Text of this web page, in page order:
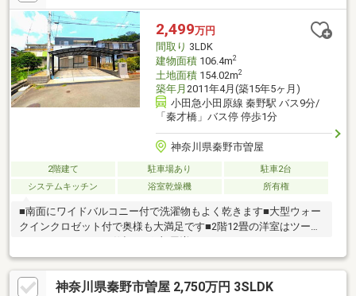
2,499万円
間取り 3LDK
建物面積106.4m2
土地面積154.02m2
築年月 2011年4月(築15年5ヶ月)
小田急小田原線 秦野駅 バス9分/
「秦才橋」バス停 停歩1分
神奈川県秦野市曽屋
2階建て 駐車場あり
駐車2台
システムキッチン
浴室乾燥機 所有権
■南面にワイドバルコニー付で洗濯物もよく乾きます■大型ウォー
クインクロゼット付で奥様も大満足です■2階12畳の洋室はツード
神奈川県秦野市曽屋 2,750万円 3SLDK